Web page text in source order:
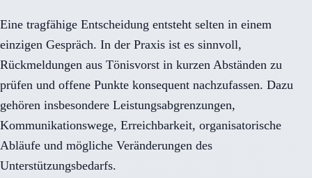
Eine tragfähige Entscheidung entsteht selten in einem
einzigen Gespräch. In der Praxis ist es sinnvoll,
Rückmeldungen aus Tönisvorst in kurzen Abständen zu
prüfen und offene Punkte konsequent nachzufassen. Dazu
gehören insbesondere Leistungsabgrenzungen,
Kommunikationswege, Erreichbarkeit, organisatorische
Abläufe und mögliche Veränderungen des
Unterstützungsbedarfs.